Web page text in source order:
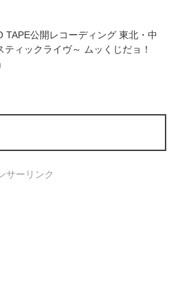
TAPE公開レコーディング 東北・中
ィックライヴ～ ムッくじだョ！
サーリンク